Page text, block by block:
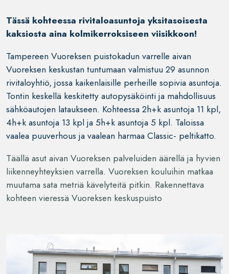
Tässä kohteessa rivitaloasuntoja yksitasoisesta
kaksiosta aina kolmikerroksiseen viisikkoon!
Tampereen Vuoreksen puistokadun varrelle aivan
Vuoreksen keskustan tuntumaan valmistuu 29 asunnon
rivitaloyhtiö, jossa kaikenlaisille perheille sopivia asuntoja.
Tontin keskellä keskitetty autopysäköinti ja mahdollisuus
sähköautojen lataukseen. Kohteessa 2h+k asuntoja 11 kpl,
4h+k asuntoja 13 kpl ja 5h+k asuntoja 5 kpl. Taloissa
vaalea puuverhous ja vaalean harmaa Classic- peltikatto.
Täällä asut aivan Vuoreksen palveluiden äärellä ja hyvien
liikenneyhteyksien varrella. Vuoreksen kouluihin matkaa
muutama sata metriä kävelyteitä pitkin. Rakennettava
kohteen vieressä Vuoreksen keskuspuisto